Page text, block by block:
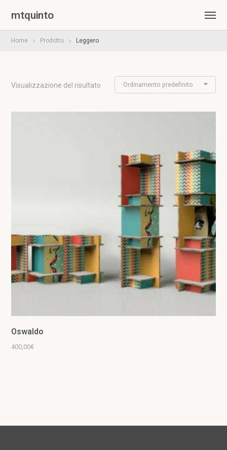
mtquinto
Home Prodotto Leggero
Visualizzazione del risultato Ordinamento predefinito
Oswaldo
400,00€